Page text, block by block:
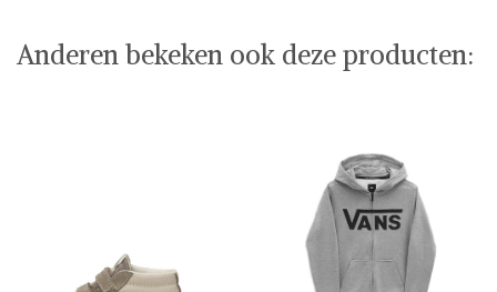
Anderen bekeken ook deze producten: